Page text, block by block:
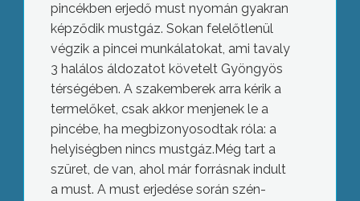
pincékben erjedő must nyomán gyakran
képződik mustgáz. Sokan felelőtlenül
végzik a pincei munkálatokat, ami tavaly
3 halálos áldozatot követelt Gyöngyös
térségében. A szakemberek arra kérik a
termelőket, csak akkor menjenek le a
pincébe, ha megbizonyosodtak róla: a
helyiségben nincs mustgáz.Még tart a
szüret, de van, ahol már forrásnak indult
a must. A must erjedése során szén-